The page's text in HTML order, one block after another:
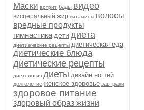
Маски артрит бады видео
висцеральный жир витамины волосы
вредные продукты
гимнастика дети диета
диетиеческие рецепты диетическая еда
диетические блюда
диетические рецепты
диетология диеты дизайн ногтей
долголетие женское здоровье завтраки
здоровое питание
здоровый образ жизни